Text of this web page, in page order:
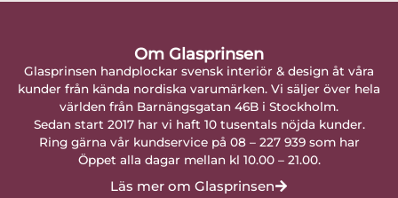
Om Glasprinsen
Glasprinsen handplockar svensk interiör & design åt våra
kunder från kända nordiska varumärken. Vi säljer över hela
världen från Barnängsgatan 46B i Stockholm.
Sedan start 2017 har vi haft 10 tusentals nöjda kunder.
Ring gärna vår kundservice på 08 – 227 939 som har
Öppet alla dagar mellan kl 10.00 – 21.00.
Läs mer om Glasprinsen